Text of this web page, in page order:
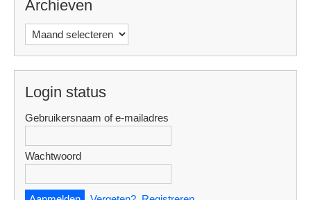
Archieven
Archieven
Login status
Gebruikersnaam of e-mailadres
Wachtwoord